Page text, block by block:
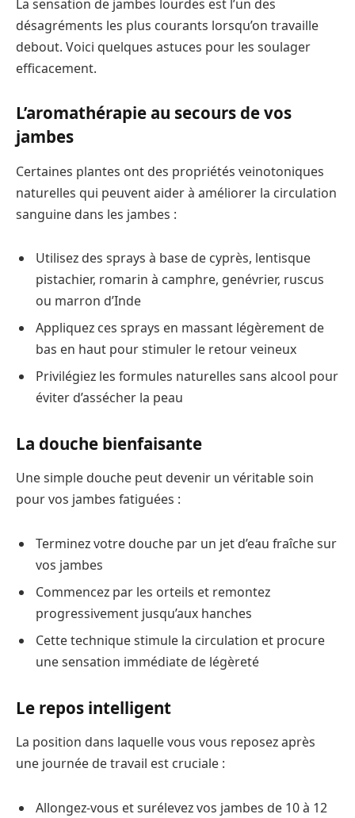
La sensation de jambes lourdes est l’un des
désagréments les plus courants lorsqu’on travaille
debout. Voici quelques astuces pour les soulager
efficacement.
L’aromathérapie au secours de vos
jambes
Certaines plantes ont des propriétés veinotoniques
naturelles qui peuvent aider à améliorer la circulation
sanguine dans les jambes :
Utilisez des sprays à base de cyprès, lentisque
pistachier, romarin à camphre, genévrier, ruscus
ou marron d’Inde
Appliquez ces sprays en massant légèrement de
bas en haut pour stimuler le retour veineux
Privilégiez les formules naturelles sans alcool pour
éviter d’assécher la peau
La douche bienfaisante
Une simple douche peut devenir un véritable soin
pour vos jambes fatiguées :
Terminez votre douche par un jet d’eau fraîche sur
vos jambes
Commencez par les orteils et remontez
progressivement jusqu’aux hanches
Cette technique stimule la circulation et procure
une sensation immédiate de légèreté
Le repos intelligent
La position dans laquelle vous vous reposez après
une journée de travail est cruciale :
Allongez-vous et surélevez vos jambes de 10 à 12